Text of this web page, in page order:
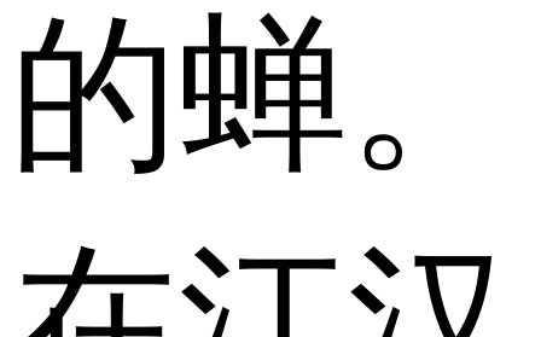
的蝉。